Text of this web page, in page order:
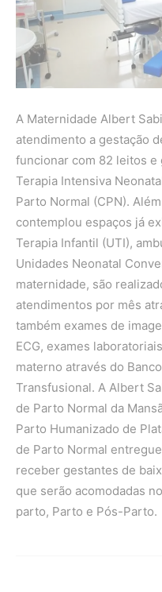
A Maternidade Albert
atendimento a gestação
funcionar com 82 leitos e
Terapia Intensiva
Parto Normal (CPN).
contemplou espaços já
Terapia Infantil (UTI),
Unidades Neonatal
maternidade, são
atendimentos por mês
também exames de
ECG, exames
materno através do
Transfusional. A Albert
de Parto Normal da
Parto Humanizado de
de Parto Normal
receber gestantes de
que serão acomodadas
parto, Parto e Pós-Parto.